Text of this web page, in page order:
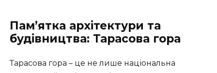
Пам’ятка архітектури та
будівництва: Тарасова гора
Тарасова гора – це не лише національна